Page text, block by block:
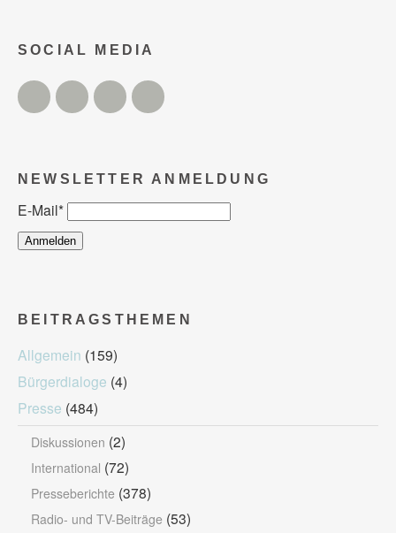
SOCIAL MEDIA
Twitter FacebookInstagram
NEWSLETTER ANMELDUNG
E-Mail*
BEITRAGSTHEMEN
Allgemein (159)
Bürgerdialoge (4)
Presse (484)
Diskussionen (2)
International (72)
Presseberichte (378)
Radio- und TV-Beiträge (53)